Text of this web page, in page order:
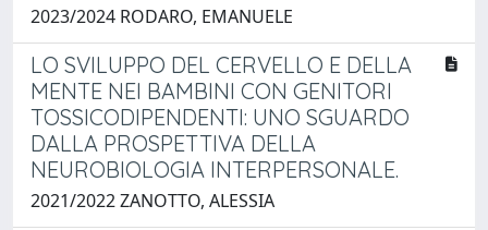
2023/2024 RODARO, EMANUELE
LO SVILUPPO DEL CERVELLO E DELLA
MENTE NEI BAMBINI CON GENITORI
TOSSICODIPENDENTI: UNO SGUARDO
DALLA PROSPETTIVA DELLA
NEUROBIOLOGIA INTERPERSONALE.
2021/2022 ZANOTTO, ALESSIA